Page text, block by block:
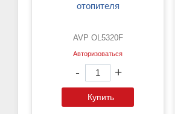
отопителя
AVP OL5320F
Авторизоваться
- +
Купить